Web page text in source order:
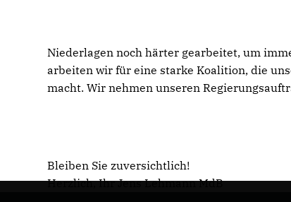
Niederlagen noch härter gearbeitet, um
arbeiten wir für eine starke Koalition, die
macht. Wir nehmen unseren
Bleiben Sie zuversichtlich!
Herzlich, Ihr Jens Lehmann MdB